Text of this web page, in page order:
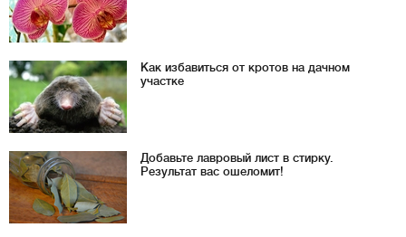
Как избавиться от кротов на дачном
участке
Добавьте лавровый лист в стирку.
Результат вас ошеломит!